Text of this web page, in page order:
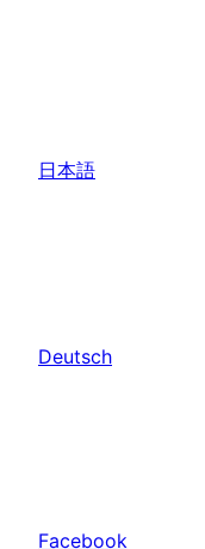
日本語
Deutsch
Facebook